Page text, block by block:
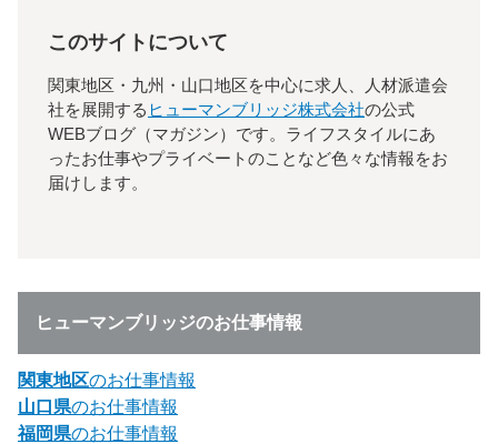
このサイトについて
関東地区・九州・山口地区を中心に求人、人材派遣会
社を展開する ヒューマンブリッジ株式会社の公式
WEBブログ（マガジン）です。ライフスタイルにあ
ったお仕事やプライベートのことなど色々な情報をお
届けします。
ヒューマンブリッジのお仕事情報
関東地区のお仕事情報
山口県のお仕事情報
福岡県のお仕事情報